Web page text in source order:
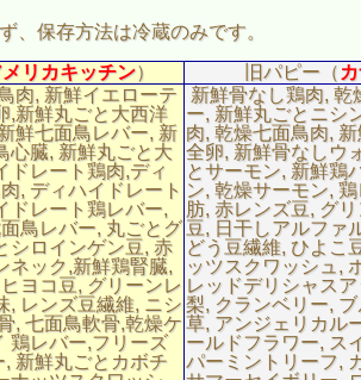
、保存方法は冷蔵のみです。
メリカキッチン） 旧パピー（
肉, 新鮮イエローテ
,新鮮丸ごと大西洋
鮮七面鳥レバー, 新
心臓, 新鮮丸ごと大
ドレート鶏肉,ディ
, ディハイドレート
ドレート鶏レバー,
鳥レバー, 丸ごとグ
シロインゲン豆, 赤
ネック,新鮮鶏腎臓,
ヨコ豆, グリーンレ
, レンズ豆繊維, ニシ
, 七面鳥軟骨,乾燥ケ
鶏レバー,フリーズ
, 新鮮丸ごとカボチ
新鮮骨なし鶏肉, 乾
ー, 新鮮丸ごとニシ
肉, 乾燥七面鳥肉,
全卵, 新鮮骨なしウ
とサーモン, 新鮮鶏
ン, 乾燥サーモン,
肪, 赤レンズ豆, グ
豆, 日干しアルファ
どう豆繊維, ひよこ
ッツスクワッシュ,
レッドデリシャス
梨, クランベリー,
草, アンジェリカル
ールドフラワー, ス
パーミントリーフ,